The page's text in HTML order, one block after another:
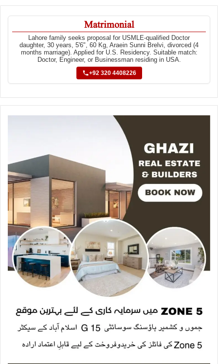
Matrimonial
Lahore family seeks proposal for USMLE-qualified Doctor
daughter, 30 years, 5'6", 60 Kg, Araein Sunni Brelvi, divorced (4
months marriage). Applied for U.S. Residency. Suitable match:
Doctor, Engineer, or Businessman residing in USA.
+92 320 4408226